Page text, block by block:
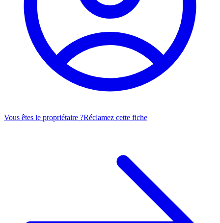
Vous êtes le propriétaire ?Réclamez cette fiche